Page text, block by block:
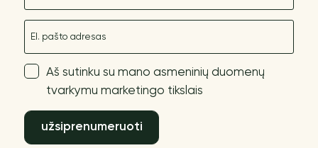
Aš sutinku su mano asmeninių duomenų
tvarkymu marketingo tikslais
užsiprenumeruoti